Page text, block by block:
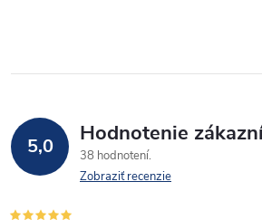
5,0 Hodnotenie
38 hodnotení
Zobraziť recenzie